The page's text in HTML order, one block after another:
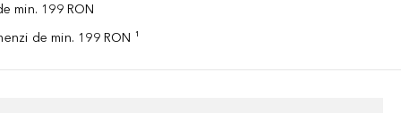
min. 199 RON
de min. 199 RON ¹